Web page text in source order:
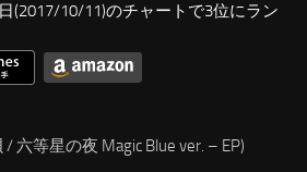
(2017/10/11)のチャートで3位にラン
六等星の夜 Magic Blue ver. – EP)